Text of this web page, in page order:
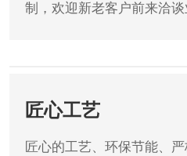
制，欢迎新老客户前来洽谈
匠心工艺
匠心的工艺、环保节能、